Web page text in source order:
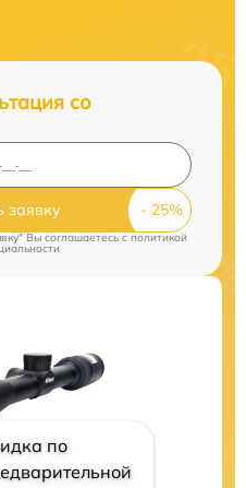
со
заявку
Вы соглашаетесь cполитикой
по